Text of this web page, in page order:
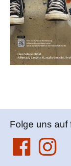
Folge uns auf
FacebookInstagram